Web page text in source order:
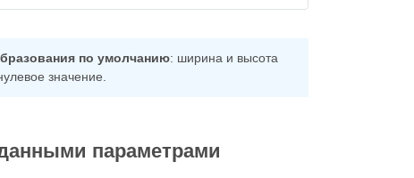
по умолчанию: ширина и высота
значение.
параметрами